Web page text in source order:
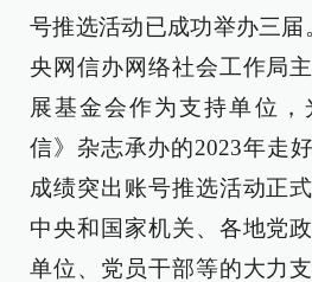
号推选活动已成功举办三届
央网信办网络社会工作局
展基金会作为支持单位，
信》杂志承办的2023年走
成绩突出账号推选活动正
中央和国家机关、各地党
单位、党员干部等的大力